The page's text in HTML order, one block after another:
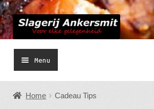
Ga
door
naar
navigatie
Ga
naar
de
inhoudMenu
Home Slagerij
Home Cadeau Tips